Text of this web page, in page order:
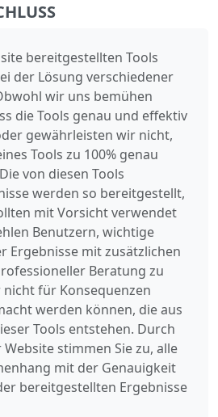
bereitgestellten Tools
der Lösung verschiedener
wir uns bemühen
die Tools genau und effektiv
gewährleisten wir nicht,
Tools zu 100% genau
von diesen Tools
werden so bereitgestellt,
mit Vorsicht verwendet
Benutzern, wichtige
Ergebnisse mit zusätzlichen
Beratung zu
für Konsequenzen
werden können, die aus
Tools entstehen. Durch
stimmen Sie zu, alle
mit der Genauigkeit
bereitgestellten Ergebnisse